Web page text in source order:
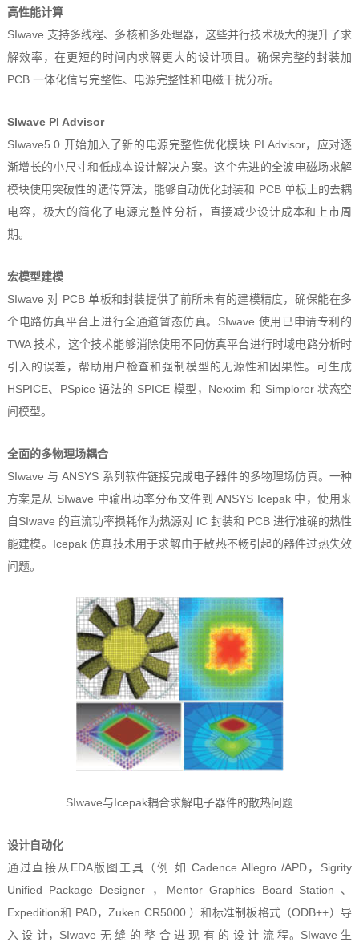
高性能计算
SIwave 支持多线程、多核和多处理器，这些并行技术极大的提升了求
解效率，在更短的时间内求解更大的设计项目。确保完整的封装加
PCB 一体化信号完整性、电源完整性和电磁干扰分析。
SIwave PI Advisor
SIwave5.0 开始加入了新的电源完整性优化模块 PI Advisor，应对逐
渐增长的小尺寸和低成本设计解决方案。这个先进的全波电磁场求解
模块使用突破性的遗传算法，能够自动优化封装和 PCB 单板上的去耦
电容，极大的简化了电源完整性分析，直接减少设计成本和上市周
期。
宏模型建模
SIwave 对 PCB 单板和封装提供了前所未有的建模精度，确保能在多
个电路仿真平台上进行全通道暂态仿真。SIwave 使用已申请专利的
TWA 技术，这个技术能够消除使用不同仿真平台进行时域电路分析时
引入的误差，帮助用户检查和强制模型的无源性和因果性。可生成
HSPICE、PSpice 语法的 SPICE 模型，Nexxim 和 Simplorer 状态空
间模型。
全面的多物理场耦合
SIwave 与 ANSYS 系列软件链接完成电子器件的多物理场仿真。一种
方案是从 SIwave 中输出功率分布文件到 ANSYS Icepak 中，使用来
自SIwave 的直流功率损耗作为热源对 IC 封装和 PCB 进行准确的热性
能建模。Icepak 仿真技术用于求解由于散热不畅引起的器件过热失效
问题。
SIwave与Icepak耦合求解电子器件的散热问题
设计自动化
通过直接从EDA版图工具（例 如 Cadence Allegro /APD，Sigrity
Unified Package Designer ，Mentor Graphics Board Station 、
Expedition和 PAD，Zuken CR5000 ）和标准制板格式（ODB++）导
入 设 计，SIwave 无 缝 的 整 合 进 现 有 的 设 计 流 程。SIwave 生